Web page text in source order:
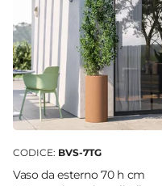
CODICE: BVS-7TG
Vaso da esterno 70 h cm